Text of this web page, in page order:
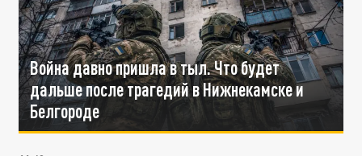
Война давно пришла в тыл. Что будет
дальше после трагедий в Нижнекамске и
Белгороде